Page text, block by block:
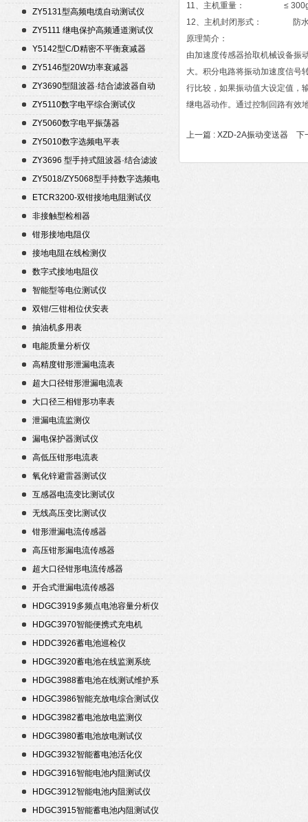
ZY5131型高频电缆自动测试仪
ZY5111 继电保护高频通道测试仪
Y5142型C/D精密不平衡衰减器
（50Ω）
ZY5146型20W功率衰减器
ZY3690型阻波器·结合滤波器自动
测试仪
ZY5110数字电平综合测试仪
ZY5060数字电平振荡器
ZY5010数字选频电平表
ZY3696 型手持式阻波器·结合滤波
器自动测试仪
ZY5018/ZY5068型手持数字选频电
平表/电平振荡器
ETCR3200-双钳接地电阻测试仪
非接触型检相器
钳形接地电阻仪
接地电阻在线检测仪
数字式接地电阻仪
智能型等电位测试仪
双钳/三钳相位伏安表
抽油机多用表
电能质量分析仪
高精度钳形泄漏电流表
超大口径钳形泄漏电流表
大口径三相钳形功率表
泄漏电流监测仪
漏电保护器测试仪
高低压钳形电流表
氧化锌避雷器测试仪
互感器电流变比测试仪
无线高压变比测试仪
钳形泄漏电流传感器
高压钳形漏电流传感器
超大口径钳形电流传感器
开合式泄漏电流传感器
HDGC3919多频点电池容量分析仪
HDGC3970智能便携式充电机
HDDC3926蓄电池巡检仪
HDGC3920蓄电池在线监测系统
HDGC3988蓄电池在线测试维护系
统
HDGC3986智能充放电综合测试仪
HDGC3982蓄电池放电监测仪
HDGC3980蓄电池放电测试仪
HDGC3932智能蓄电池活化仪
HDGC3916智能电池内阻测试仪
HDGC3912智能电池内阻测试仪
HDGC3915智能蓄电池内阻测试仪
11、主机重量： ≤
12、主机封闭形式： 防水
原理简介：
由加速度传感器拾取机械设备振
大。积分电路将振动加速度信号
行比较，如果振动值大设定值，
继电器动作。通过控制回路有效
上一篇 : XZD-2A振动变送器 下